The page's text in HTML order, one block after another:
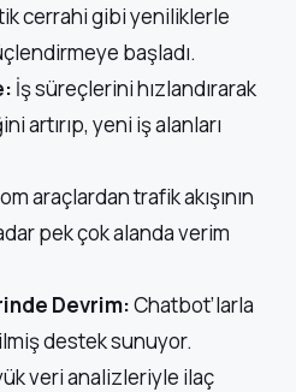
cerrahi gibi yeniliklerle
başladı.
İş süreçlerini hızlandırarak
artırıp, yeni iş alanları
araçlardan trafik akışının
pek çok alanda verim
Devrim:Chatbot’larla
destek sunuyor.
veri analizleriyle ilaç